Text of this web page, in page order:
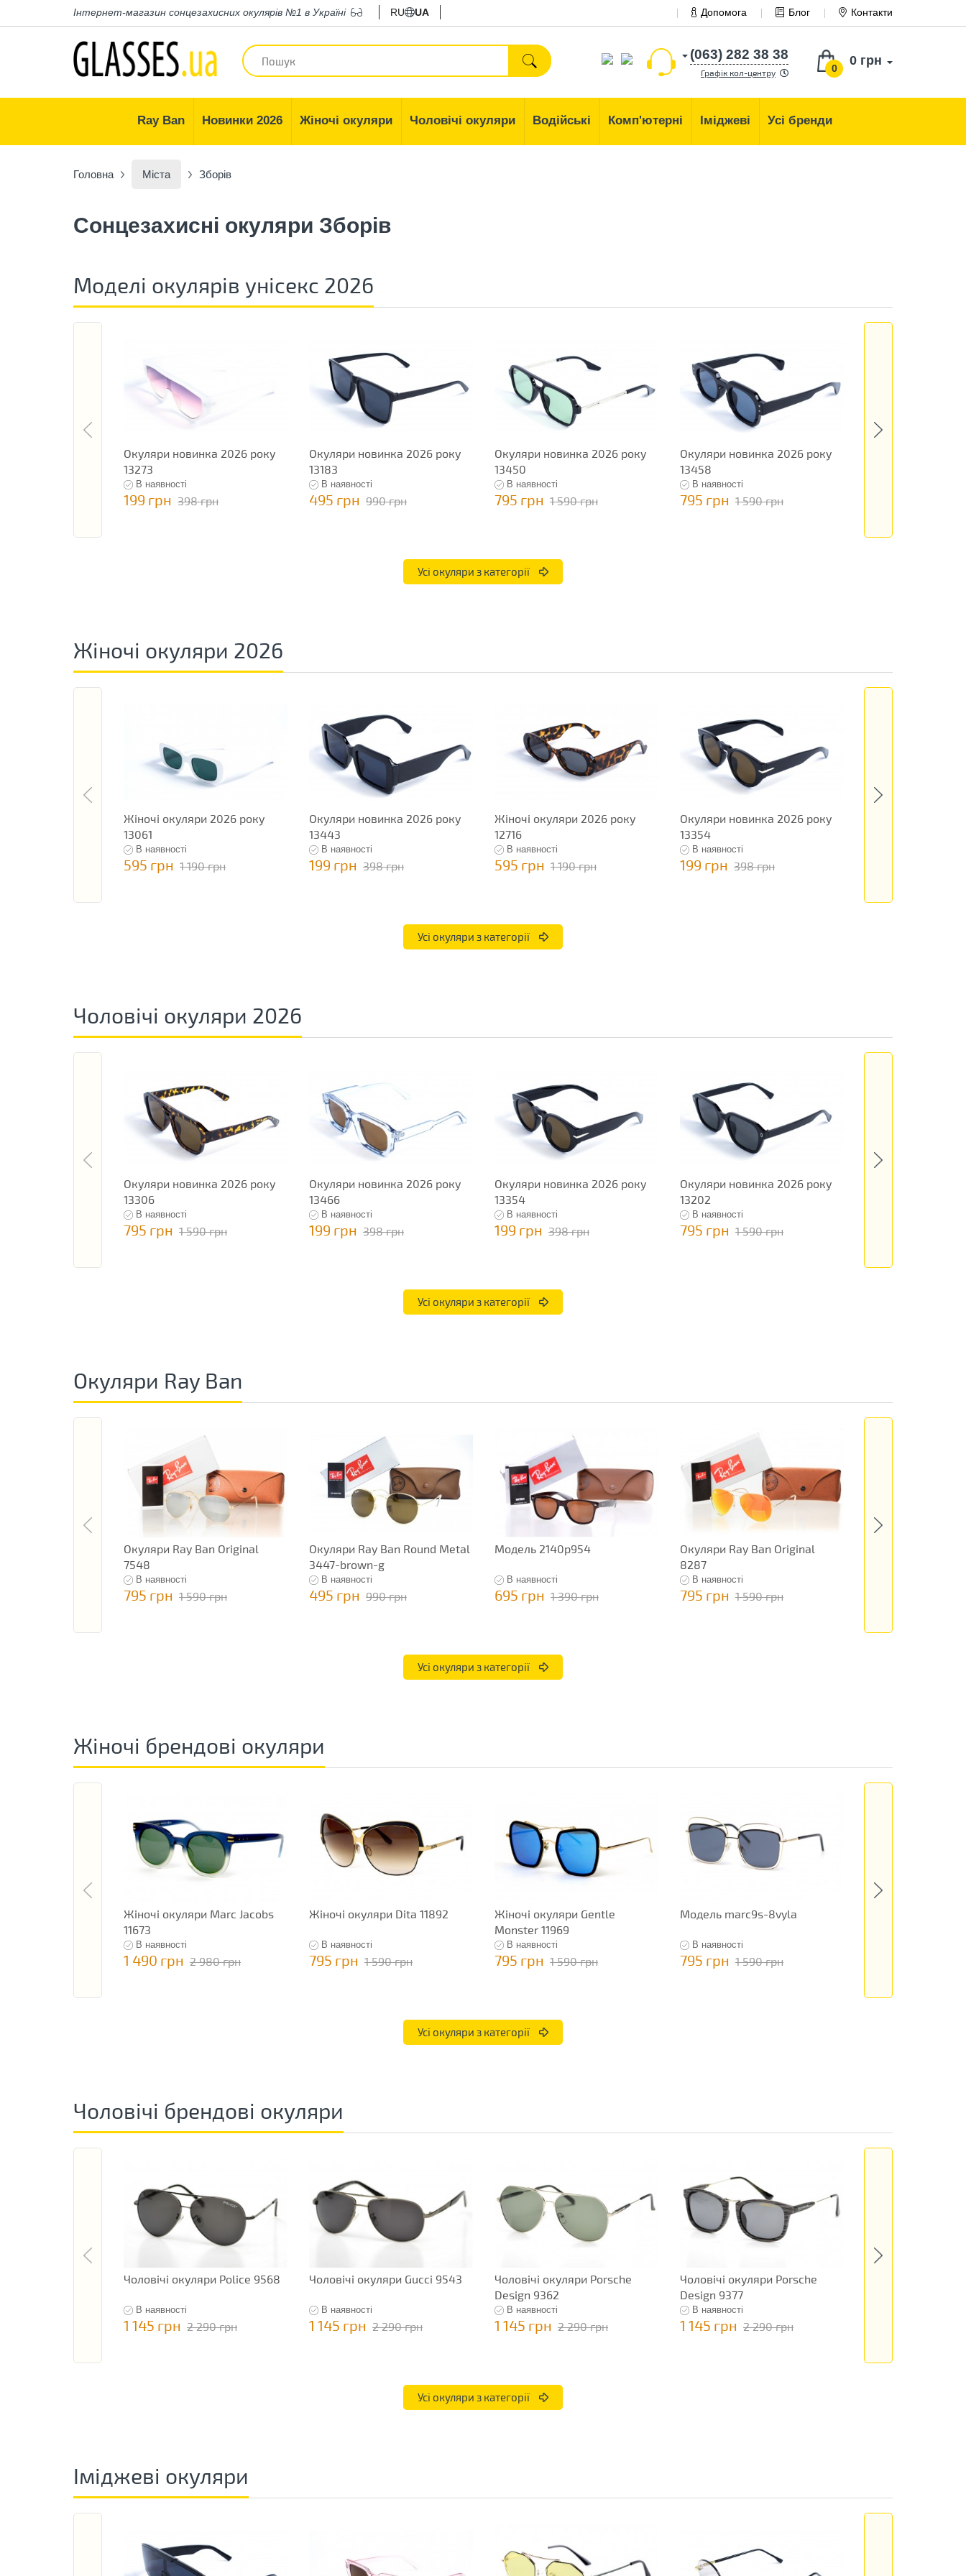
Інтернет-магазин сонцезахисних окулярів №1 в Україні RU UA Допомога Блог Контакти
0
0 грн
(063) 282 38 38
Графік кол-центру
Ray Ban Новинки 2026 Жіночі окуляри Чоловічі окуляри Водійські Комп'ютерні Іміджеві Усі бренди
Головна Міста Зборів
Сонцезахисні окуляри Зборів
Моделі окулярів унісекс 2026
Окуляри новинка 2026 року
13273
В наявності
199 грн 398 грн
Окуляри новинка 2026 року
13183
В наявності
495 грн 990 грн
Окуляри новинка 2026 року
13450
В наявності
795 грн 1 590 грн
Окуляри новинка 2026 року
13458
В наявності
795 грн 1 590 грн
Усі окуляри з категорії
Жіночі окуляри 2026
Жіночі окуляри 2026 року
13061
В наявності
595 грн 1 190 грн
Окуляри новинка 2026 року
13443
В наявності
199 грн 398 грн
Жіночі окуляри 2026 року
12716
В наявності
595 грн 1 190 грн
Окуляри новинка 2026 року
13354
В наявності
199 грн 398 грн
Усі окуляри з категорії
Чоловічі окуляри 2026
Окуляри новинка 2026 року
13306
В наявності
795 грн 1 590 грн
Окуляри новинка 2026 року
13466
В наявності
199 грн 398 грн
Окуляри новинка 2026 року
13354
В наявності
199 грн 398 грн
Окуляри новинка 2026 року
13202
В наявності
795 грн 1 590 грн
Усі окуляри з категорії
Окуляри Ray Ban
Окуляри Ray Ban Original
7548
В наявності
795 грн 1 590 грн
Окуляри Ray Ban Round Metal
3447-brown-g
В наявності
495 грн 990 грн
Модель 2140p954
В наявності
695 грн 1 390 грн
Окуляри Ray Ban Original
8287
В наявності
795 грн 1 590 грн
Усі окуляри з категорії
Жіночі брендові окуляри
Жіночі окуляри Marc Jacobs
11673
В наявності
1 490 грн 2 980 грн
Жіночі окуляри Dita 11892
В наявності
795 грн 1 590 грн
Жіночі окуляри Gentle
Monster 11969
В наявності
795 грн 1 590 грн
Модель marc9s-8vyla
В наявності
795 грн 1 590 грн
Усі окуляри з категорії
Чоловічі брендові окуляри
Чоловічі окуляри Police 9568
В наявності
1 145 грн 2 290 грн
Чоловічі окуляри Gucci 9543
В наявності
1 145 грн 2 290 грн
Чоловічі окуляри Porsche
Design 9362
В наявності
1 145 грн 2 290 грн
Чоловічі окуляри Porsche
Design 9377
В наявності
1 145 грн 2 290 грн
Усі окуляри з категорії
Іміджеві окуляри